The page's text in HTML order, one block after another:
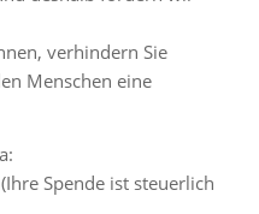
verhindern Sie
Menschen eine
Spende ist steuerlich